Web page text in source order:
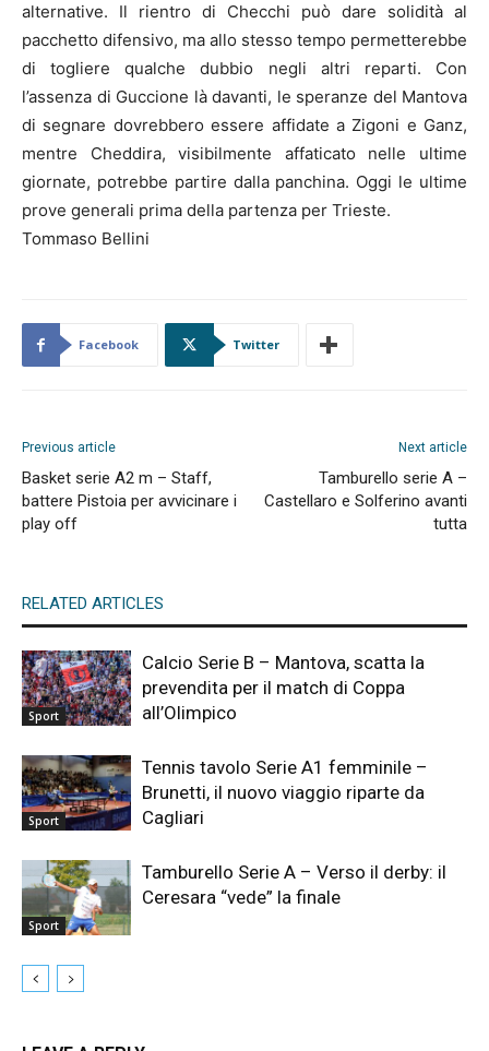
alternative. Il rientro di Checchi può dare solidità al
pacchetto difensivo, ma allo stesso tempo permetterebbe
di togliere qualche dubbio negli altri reparti. Con
l’assenza di Guccione là davanti, le speranze del Mantova
di segnare dovrebbero essere affidate a Zigoni e Ganz,
mentre Cheddira, visibilmente affaticato nelle ultime
giornate, potrebbe partire dalla panchina. Oggi le ultime
prove generali prima della partenza per Trieste.
Tommaso Bellini
Facebook Twitter
Previous article
Basket serie A2 m – Staff,
battere Pistoia per avvicinare i
play off
Next article
Tamburello serie A –
Castellaro e Solferino avanti
tutta
RELATED ARTICLES
Sport
Calcio Serie B – Mantova, scatta la
prevendita per il match di Coppa
all’Olimpico
Sport
Tennis tavolo Serie A1 femminile –
Brunetti, il nuovo viaggio riparte da
Cagliari
Sport
Tamburello Serie A – Verso il derby: il
Ceresara “vede” la finale